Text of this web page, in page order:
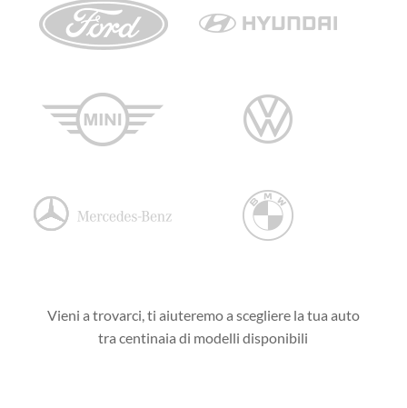
Vieni a trovarci, ti aiuteremo a scegliere la tua auto
tra centinaia di modelli disponibili